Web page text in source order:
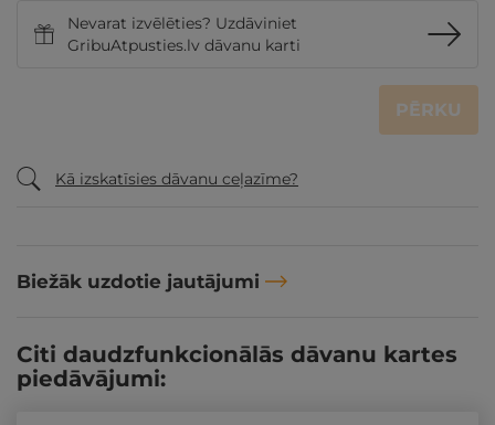
Nevarat izvēlēties? Uzdāviniet
GribuAtpusties.lv dāvanu karti
PĒRKU
Kā izskatīsies dāvanu ceļazīme?
Biežāk uzdotie jautājumi
Citi daudzfunkcionālās dāvanu kartes
piedāvājumi: